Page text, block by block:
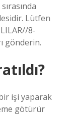
Lütfen
8-
gönderin.
işi yaparak
götürür